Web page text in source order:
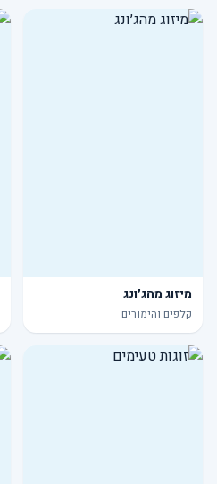
מיזוג מהג׳ונג
קלפים והימורים